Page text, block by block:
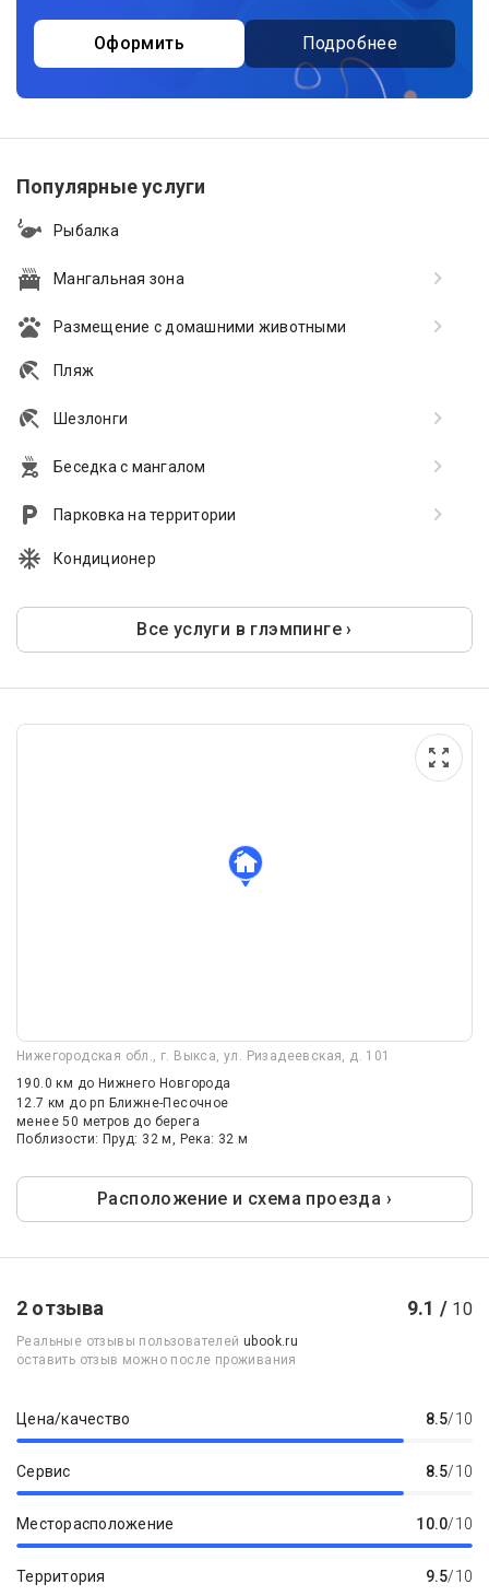
Оформить Подробнее
Популярные услуги
Рыбалка
Мангальная зона
Размещение с домашними животными
Пляж
Шезлонги
Беседка с мангалом
Парковка на территории
Кондиционер
Все услуги в глэмпинге ›
Нижегородская обл., г. Выкса, ул. Ризадеевская, д. 101
190.0 км до Нижнего Новгорода
12.7 кмдо рп Ближне-Песочное
менее 50 метров до берега
Поблизости: Пруд: 32 м, Река: 32 м
Расположение и схема проезда ›
2 отзыва 9.1 / 10
Реальные отзывы пользователейubook.ru
оставить отзыв можно после проживания
Цена/качество 8.5/10
Сервис 8.5/10
Месторасположение 10.0/10
Территория 9.5/10